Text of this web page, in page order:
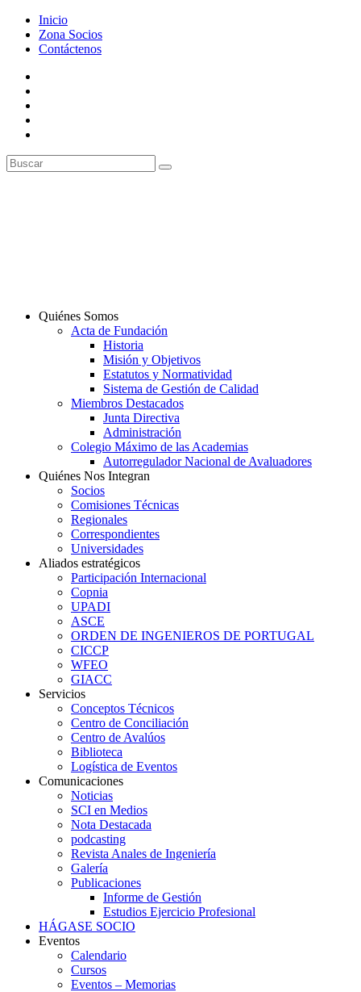
Inicio
Zona Socios
Contáctenos
Quiénes Somos
Acta de Fundación
Historia
Misión y Objetivos
Estatutos y Normatividad
Sistema de Gestión de Calidad
Miembros Destacados
Junta Directiva
Administración
Colegio Máximo de las Academias
Autorregulador Nacional de Avaluadores
Quiénes Nos Integran
Socios
Comisiones Técnicas
Regionales
Correspondientes
Universidades
Aliados estratégicos
Participación Internacional
Copnia
UPADI
ASCE
ORDEN DE INGENIEROS DE PORTUGAL
CICCP
WFEO
GIACC
Servicios
Conceptos Técnicos
Centro de Conciliación
Centro de Avalúos
Biblioteca
Logística de Eventos
Comunicaciones
Noticias
SCI en Medios
Nota Destacada
podcasting
Revista Anales de Ingeniería
Galería
Publicaciones
Informe de Gestión
Estudios Ejercicio Profesional
HÁGASE SOCIO
Eventos
Calendario
Cursos
Eventos – Memorias